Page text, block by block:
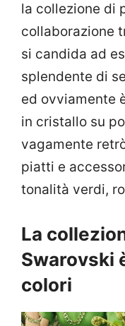
la collezione di
collaborazione
si candida ad
splendente di
ed ovviamente
in cristallo su
vagamente
piatti e
tonalità verdi,
La
Swarovski
colori